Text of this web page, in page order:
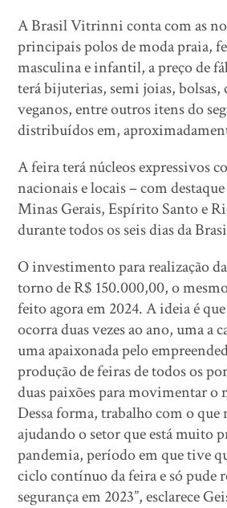
A Brasil Vitrinni conta com as
principais polos de moda praia,
masculina e infantil, a preço de
terá bijuterias, semi joias, bolsas,
veganos, entre outros itens do
distribuídos em,
A feira terá núcleos expressivos
nacionais e locais – com
Minas Gerais, Espírito Santo e
durante todos os seis dias da
O investimento para realização
torno de R$ 150.000,00, o
feito agora em 2024. A ideia é
ocorra duas vezes ao ano, uma a
uma apaixonada pelo
produção de feiras de todos os
duas paixões para movimentar o
Dessa forma, trabalho com o que
ajudando o setor que está muito
pandemia, período em que tive
ciclo contínuo da feira e só pude
segurança em 2023”, esclarece